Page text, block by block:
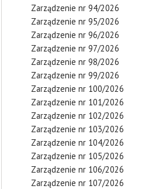
Zarządzenie nr 94/2026
Zarządzenie nr 95/2026
Zarządzenie nr 96/2026
Zarządzenie nr 97/2026
Zarządzenie nr 98/2026
Zarządzenie nr 99/2026
Zarządzenie nr 100/2026
Zarządzenie nr 101/2026
Zarządzenie nr 102/2026
Zarządzenie nr 103/2026
Zarządzenie nr 104/2026
Zarządzenie nr 105/2026
Zarządzenie nr 106/2026
Zarządzenie nr 107/2026